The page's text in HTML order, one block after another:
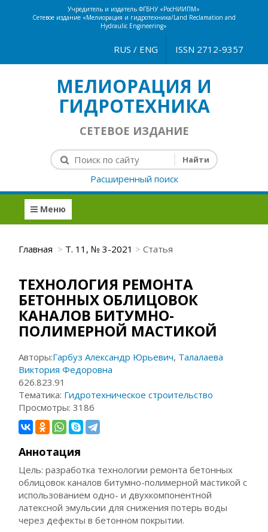
Учредитель и издатель ФГБНУ «РосНИИПМ»
Сетевое издание «Мелиорация и гидротехника/Land Reclamation and
Hydraulic Engineering»
ISSN 2712-9357
RUS / ENG
МЕЛИОРАЦИЯ И
ГИДРОТЕХНИКА
СЕТЕВОЕ ИЗДАНИЕ
Расширенный поиск
Меню
Главная Т. 11, № 3-2021 Статья
ТЕХНОЛОГИЯ РЕМОНТА
БЕТОННЫХ ОБЛИЦОВОК
КАНАЛОВ БИТУМНО-
ПОЛИМЕРНОЙ МАСТИКОЙ
Авторы:Гарбуз Александр Юрьевич, Талалаева
Виктория Федоровна
626.823.91
Тематика: Гидротехническое строительство
Просмотры:3186
Аннотация
Цель: разработка технологии ремонта бетонных
облицовок каналов битумно-полимерной мастикой с
использованием одно- и двухкомпонентной
латексной эмульсии для снижения потерь воды
через дефекты в бетонном покрытии.